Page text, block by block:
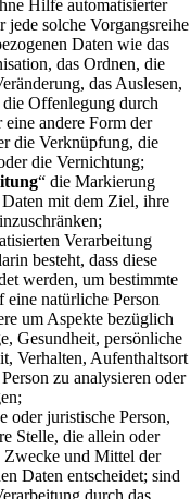
Hilfe automatisierter
jede solche Vorgangsreihe
Daten wie das
das Ordnen, die
das Auslesen,
Offenlegung durch
andere Form der
die Verknüpfung, die
die Vernichtung;
“ die Markierung
Daten mit dem Ziel, ihre
Verarbeitung
besteht, dass diese
werden, um bestimmte
eine natürliche Person
um Aspekte bezüglich
Gesundheit, persönliche
Verhalten, Aufenthaltsort
zu analysieren oder
oder juristische Person,
Stelle, die allein oder
Zwecke und Mittel der
Daten entscheidet; sind